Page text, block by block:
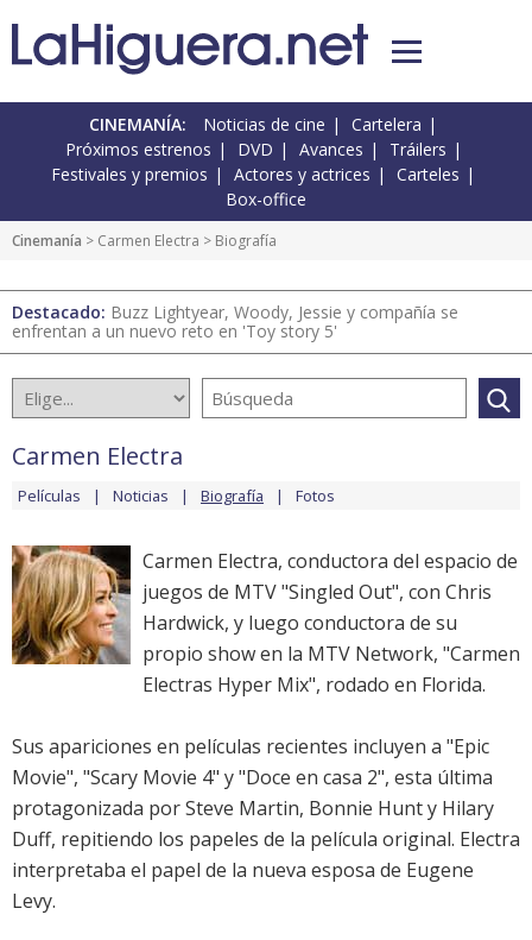
CINEMANÍA: Noticias de cine
Cartelera
Próximos estrenos
DVD Avances
Tráilers
Festivales y premios
Actores y actrices
Carteles
Box-office
Cinemanía > Carmen Electra > Biografía
Destacado: Buzz Lightyear, Woody, Jessie y compañía se
enfrentan a un nuevo reto en 'Toy story 5'
Carmen Electra
Películas Noticias Biografía Fotos
Carmen Electra, conductora del espacio de
juegos de MTV "Singled Out", con Chris
Hardwick, y luego conductora de su
propio show en la MTV Network, "Carmen
Electras Hyper Mix", rodado en Florida.
Sus apariciones en películas recientes incluyen a "Epic
Movie", "Scary Movie 4" y "Doce en casa 2", esta última
protagonizada por Steve Martin, Bonnie Hunt y Hilary
Duff, repitiendo los papeles de la película original. Electra
interpretaba el papel de la nueva esposa de Eugene
Levy.